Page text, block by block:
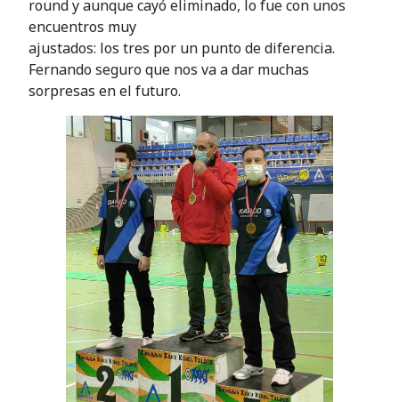
round y aunque cayó eliminado, lo fue con unos
encuentros muy
ajustados: los tres por un punto de diferencia.
Fernando seguro que nos va a dar muchas
sorpresas en el futuro.